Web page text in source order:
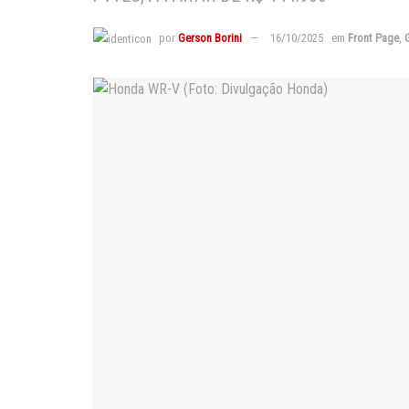
por Gerson Borini 16/10/2025 em Front Page,